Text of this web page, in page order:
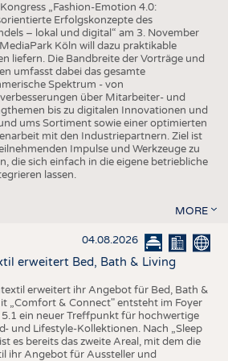
„Fashion-Emotion 4.0:
Erfolgskonzepte des
– lokal und digital“ am 3. November
Köln will dazu praktikable
liefern. Die Bandbreite der Vorträge und
umfasst dabei das gesamte
Spektrum - von
über Mitarbeiter- und
bis zu digitalen Innovationen und
ums Sortiment sowie einer optimierten
mit den Industriepartnern. Ziel ist
Impulse und Werkzeuge zu
die sich einfach in die eigene betriebliche
lassen.
MORE
04.08.2026
erweitert Bed, Bath & Living
erweitert ihr Angebot für Bed, Bath &
„Comfort & Connect" entsteht im Foyer
5.1 ein neuer Treffpunkt für hochwertige
und Lifestyle-Kollektionen. Nach „Sleep
es bereits das zweite Areal, mit dem die
ihr Angebot für Aussteller und